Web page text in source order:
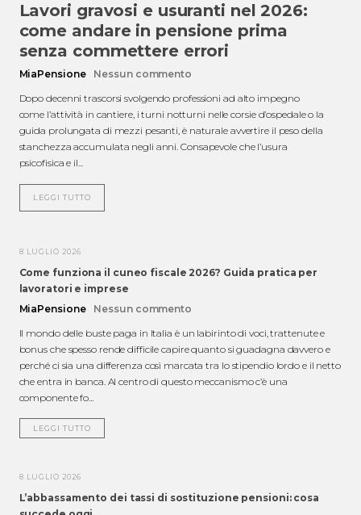
Lavori gravosi e usuranti nel 2026:
come andare in pensione prima
senza commettere errori
MiaPensione
Nessun commento
Dopo decenni trascorsi svolgendo professioni ad alto impegno
come l’attività in cantiere, i turni notturni nelle corsie d’ospedale o la
guida prolungata di mezzi pesanti, è naturale avvertire il peso della
stanchezza accumulata negli anni. Consapevole che l’usura
psicofisica e il...
LEGGI TUTTO
8 LUGLIO 2026
Come funziona il cuneo fiscale 2026? Guida pratica per
lavoratori e imprese
MiaPensione
Nessun commento
Il mondo delle buste paga in Italia è un labirinto di voci, trattenute e
bonus che spesso rende difficile capire quanto si guadagna davvero e
perché ci sia una differenza così marcata tra lo stipendio lordo e il netto
che entra in banca. Al centro di questo meccanismo c’è una
componente fo...
LEGGI TUTTO
8 LUGLIO 2026
L’abbassamento dei tassi di sostituzione pensioni: cosa